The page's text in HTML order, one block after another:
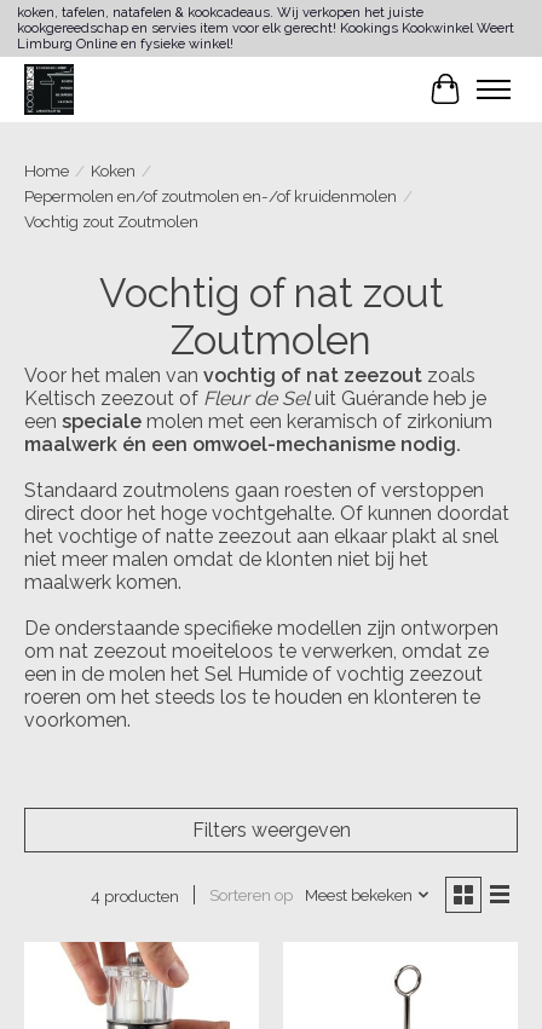
koken, tafelen, natafelen & kookcadeaus. Wij verkopen het juiste
kookgereedschap en servies item voor elk gerecht! Kookings Kookwinkel Weert
Limburg Online en fysieke winkel!
Home / Koken /
Pepermolen en/of zoutmolen en-/of kruidenmolen /
Vochtig zout Zoutmolen
Vochtig of nat zout
Zoutmolen
Voor het malen van vochtig of nat zeezout zoals
Keltisch zeezout of Fleur de Seluit Guérande heb je
een speciale molen met een keramisch of zirkonium
maalwerk én een omwoel-mechanisme nodig.
Standaard zoutmolens gaan roesten of verstoppen
direct door het hoge vochtgehalte. Of kunnen doordat
het vochtige of natte zeezout aan elkaar plakt al snel
niet meer malen omdat de klonten niet bij het
maalwerk komen.
De onderstaande specifieke modellen zijn ontworpen
om nat zeezout moeiteloos te verwerken, omdat ze
een in de molen het Sel Humide of vochtig zeezout
roeren om het steeds los te houden en klonteren te
voorkomen.
Filters weergeven
4 producten Sorteren op Meest bekeken